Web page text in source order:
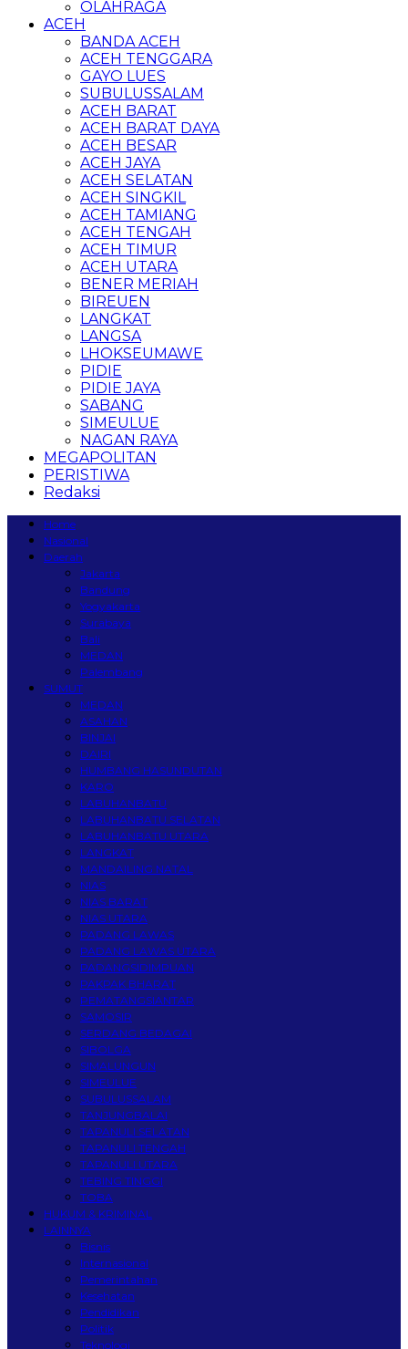
OLAHRAGA
ACEH
BANDA ACEH
ACEH TENGGARA
GAYO LUES
SUBULUSSALAM
ACEH BARAT
ACEH BARAT DAYA
ACEH BESAR
ACEH JAYA
ACEH SELATAN
ACEH SINGKIL
ACEH TAMIANG
ACEH TENGAH
ACEH TIMUR
ACEH UTARA
BENER MERIAH
BIREUEN
LANGKAT
LANGSA
LHOKSEUMAWE
PIDIE
PIDIE JAYA
SABANG
SIMEULUE
NAGAN RAYA
MEGAPOLITAN
PERISTIWA
Redaksi
Home
Nasional
Daerah
Jakarta
Bandung
Yogyakarta
Surabaya
Bali
MEDAN
Palembang
SUMUT
MEDAN
ASAHAN
BINJAI
DAIRI
HUMBANG HASUNDUTAN
KARO
LABUHANBATU
LABUHANBATU SELATAN
LABUHANBATU UTARA
LANGKAT
MANDAILING NATAL
NIAS
NIAS BARAT
NIAS UTARA
PADANG LAWAS
PADANG LAWAS UTARA
PADANGSIDIMPUAN
PAKPAK BHARAT
PEMATANGSIANTAR
SAMOSIR
SERDANG BEDAGAI
SIBOLGA
SIMALUNGUN
SIMEULUE
SUBULUSSALAM
TANJUNGBALAI
TAPANULI SELATAN
TAPANULI TENGAH
TAPANULI UTARA
TEBING TINGGI
TOBA
HUKUM & KRIMINAL
LAINNYA
Bisnis
Internasional
Pemerintahan
Kesehatan
Pendidikan
Politik
Teknologi